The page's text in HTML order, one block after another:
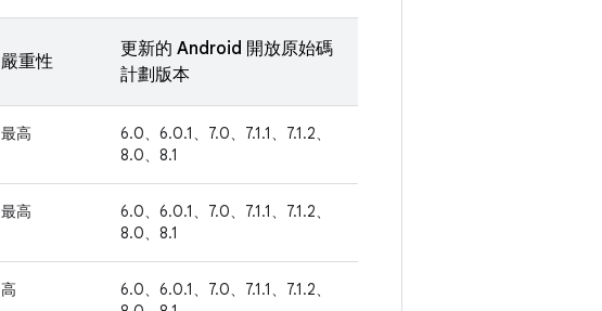
嚴重性
更新的 Android 開放原始碼
計劃版本
最高
6.0、6.0.1、7.0、7.1.1、7.1.2、
8.0、8.1
最高
6.0、6.0.1、7.0、7.1.1、7.1.2、
8.0、8.1
高
6.0、6.0.1、7.0、7.1.1、7.1.2、